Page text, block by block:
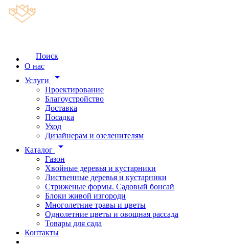
Поиск
О нас
Услуги
arrow_drop_down
Проектирование
Благоустройство
Доставка
Посадка
Уход
Дизайнерам и озеленителям
Каталог
arrow_drop_down
Газон
Хвойные деревья и кустарники
Лиственные деревья и кустарники
Стриженые формы. Садовый бонсай
Блоки живой изгороди
Многолетние травы и цветы
Однолетние цветы и овощная рассада
Товары для сада
Контакты